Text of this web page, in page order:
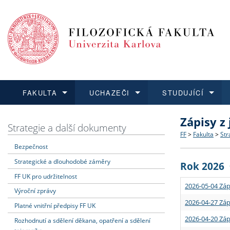
FAKULTA
Dozvědět se více
Struktura
Strategie
Podpora
UCHAZEČI
Podat přihlášku
Co
Učitelské
STUDUJÍCÍ
Dozvědět se více
Rigorózní
Dozvědět se více
O vědě a
Granty a
Dozvědět se více
Aktuální
Strategie a další dokumenty
Bezpečnost
Strategické a dlouhodobé záměry
FF UK pro udržitelnost
Výroční zprávy
Platné vnitřní předpisy FF UK
Rozhodnutí a sdělení děkana, opatření a sdělení
Zápisy
FF > Fakulta >
Rok 2026
2026-05-04
2026-04-27
2026-04-20